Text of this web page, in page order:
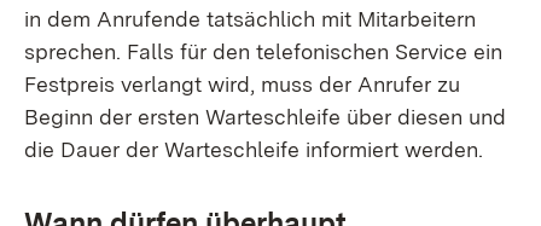
in dem Anrufende tatsächlich mit Mitarbeitern
sprechen. Falls für den telefonischen Service ein
Festpreis verlangt wird, muss der Anrufer zu
Beginn der ersten Warteschleife über diesen und
die Dauer der Warteschleife informiert werden.